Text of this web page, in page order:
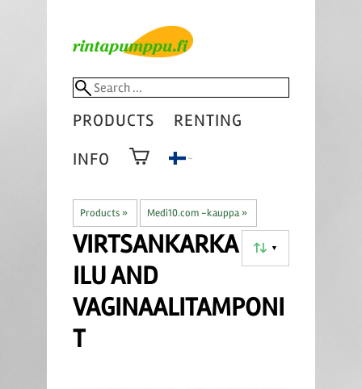
PRODUCTS
RENTING
INFO
Products ‪» Medi10.com -kauppa ‪»
▼
VIRTSANKARKA
ILU AND
VAGINAALITAMPONI
T